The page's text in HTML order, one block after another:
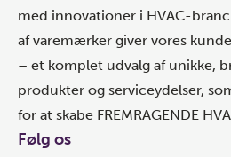
med innovationer i HVAC-
af varemærker giver vores
– et komplet udvalg af unikke,
produkter og serviceydelser,
for at skabe FREMRAGENDE
Følg os